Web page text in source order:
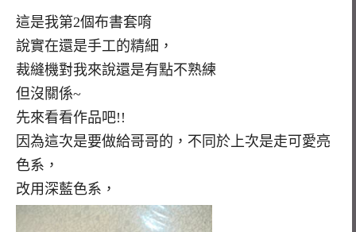
這是我第2個布書套唷
說實在還是手工的精細，
裁縫機對我來說還是有點不熟練
但沒關係~
先來看看作品吧!!
因為這次是要做給哥哥的，不同於上次是走可愛亮
色系，
改用深藍色系，